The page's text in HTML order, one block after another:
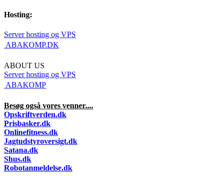
Hosting:
Server hosting og VPS
 ABAKOMP.DK
ABOUT US
Server hosting og VPS
 ABAKOMP
Besøg også vores venner....
Opskriftverden.dk
Prisbasker.dk
Onlinefitness.dk
Jagtudstyroversigt.dk
Satana.dk
Shus.dk
Robotanmeldelse.dk